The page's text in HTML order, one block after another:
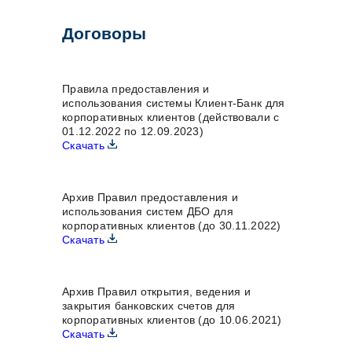
Договоры
Правила предоставления и
использования системы Клиент-Банк для
корпоративных клиентов (действовали с
01.12.2022 по 12.09.2023)
Скачать
Архив Правил предоставления и
использования систем ДБО для
корпоративных клиентов (до 30.11.2022)
Скачать
Архив Правил открытия, ведения и
закрытия банковских счетов для
корпоративных клиентов (до 10.06.2021)
Скачать